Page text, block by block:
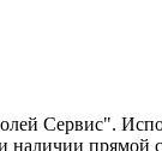
Сервис".
наличии